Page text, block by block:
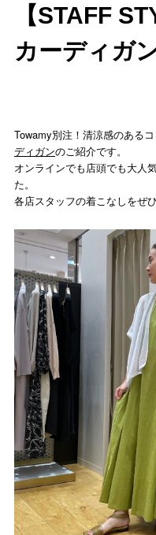
【STAFF
カーディガ
Towamy別注！清涼感のある
ディガンのご紹介です。
オンラインでも店頭でも大人
た。
各店スタッフの着こなしをぜ